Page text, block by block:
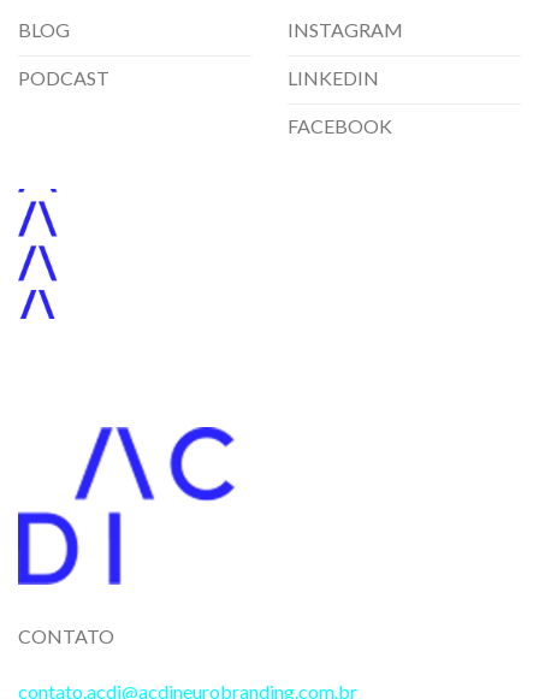
BLOG
PODCAST
INSTAGRAM
LINKEDIN
FACEBOOK
CONTATO
contato.acdi@acdineurobranding.com.br